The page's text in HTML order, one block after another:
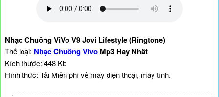
Nhạc Chuông ViVo V9 Jovi Lifestyle (Ringtone)
Thể loại: Nhạc Chuông Vivo Mp3 Hay Nhất
Kích thước: 448 Kb
Hình thức: Tải Miễn phí về máy điện thoại, máy tính.